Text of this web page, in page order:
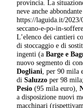
provincia. La
neve anche
https://laguida.it/
seccano-e-po-in-
L’elenco dei cantieri
di stoccaggio e di
ingenti (a Barge e
nuovo segmento di
Dogliani, per 90 mila
diSaluzzo per 98
Pesio (95 mila euro),
a disposizione nuovi
macchinari